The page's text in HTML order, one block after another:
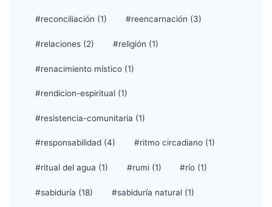
#reconciliación (1) #reencarnación (3)
#relaciones (2) #religión (1)
#renacimiento místico (1)
#rendicion-espiritual (1)
#resistencia-comunitaria (1)
#responsabilidad (4) #ritmo circadiano (1)
#ritual del agua (1) #rumi (1) #río (1)
#sabiduría (18) #sabiduría natural (1)